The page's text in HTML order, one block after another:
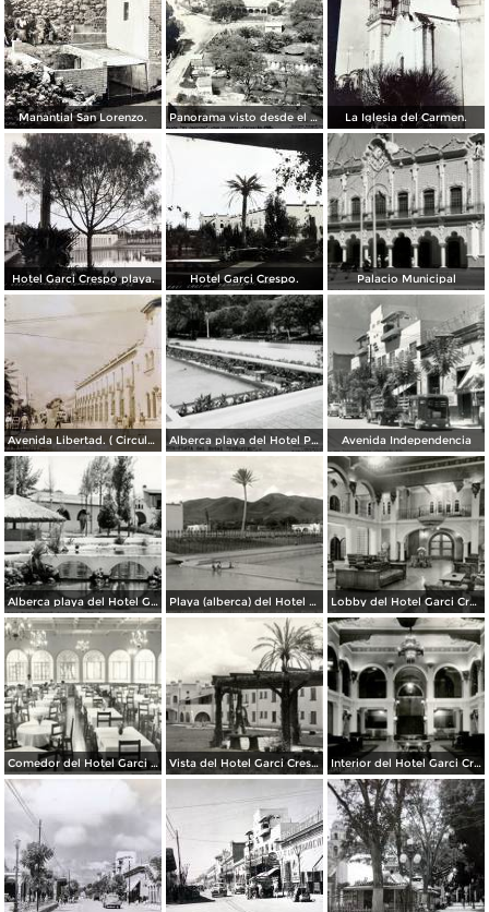
Manantial San Lorenzo. Panorama visto desde el cerrito. La Iglesia del Carmen.
Hotel Garci Crespo playa. Hotel Garci Crespo. Palacio Municipal
Avenida Libertad. ( Circulada el 5 de Abril de 1945 ). Alberca playa del Hotel Peñafiel Avenida Independencia
Alberca playa del Hotel Garci Crespo Playa (alberca) del Hotel Garci Crespo Lobby del Hotel Garci Crespo
Comedor del Hotel Garci Crespo Vista del Hotel Garci Crespo Interior del Hotel Garci Crespo